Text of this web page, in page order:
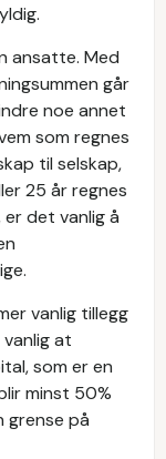
ansatte. Med
går
noe annet
som regnes
til selskap,
25 år regnes
er det vanlig å
vanlig tillegg
at
som er en
minst 50%
grense på